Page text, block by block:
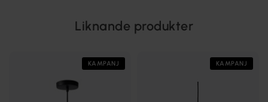
Liknande produkter
KAMPANJ KAMPANJ